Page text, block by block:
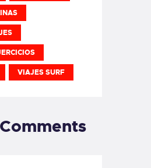
VIAJES SURF